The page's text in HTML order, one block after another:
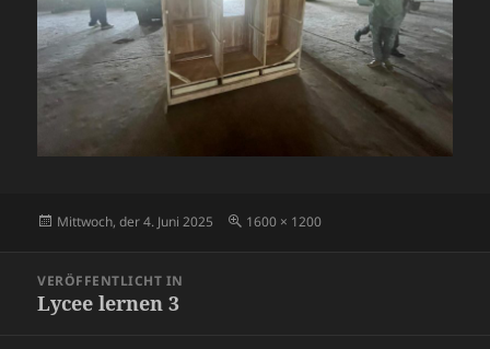
Veröffentlicht
Mittwoch, der 4. Juni 2025 Originalgröße
1600 × 1200
VERÖFFENTLICHT IN
Lycee lernen 3